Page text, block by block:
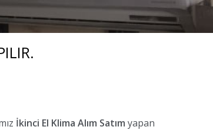
İkinci El Klima Alım Satım yapan